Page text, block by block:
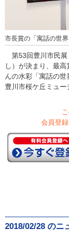
市長賞の「寓話の世
第53回豊川市民展
し）が決まり、最
んの水彩「寓話の世
豊川市桜ケ丘ミュ
会員登
2018/02/28 のニ